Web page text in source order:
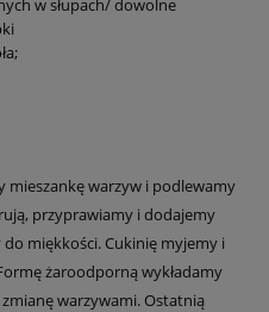
w słupach/ dowolne
mieszankę warzyw i podlewamy
przyprawiamy i dodajemy
miękkości. Cukinię myjemy i
żaroodporną wykładamy
warzywami. Ostatnią